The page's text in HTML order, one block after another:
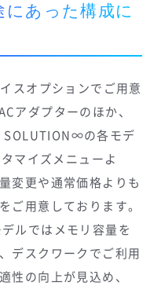
あった構成に
スオプションでご用意
アダプターのほか、
の各モデ
マイズメニューよ
変更や通常価格よりも
ご用意しております。
ルではメモリ容量を
デスクワークでご利用
性の向上が見込め、